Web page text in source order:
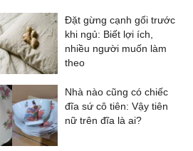
Đặt gừng cạnh gối trước
khi ngủ: Biết lợi ích,
nhiều người muốn làm
theo
Nhà nào cũng có chiếc
đĩa sứ cô tiên: Vậy tiên
nữ trên đĩa là ai?